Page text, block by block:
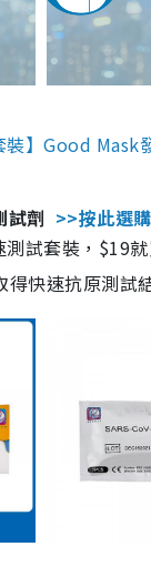
】Good
試劑 >>按此選
測試套裝，$19
快速抗原測試